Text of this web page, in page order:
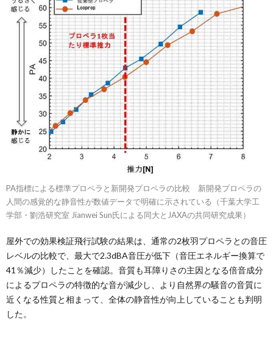
PA指標による標準プロペラと新開発プロペラの比較 新開発プロペラの
人間の感覚的な静音性が数値データで明確に示されている（千葉大学工
学部・劉浩研究室 Jianwei Sun氏による同大とJAXAの共同研究成果）
屋外での効果検証飛行試験の結果は、通常の2枚羽プロペラとの音圧
レベルの比較で、最大で2.3dBA音圧が低下（音圧エネルギー換算で
41％減少）したことを確認。音質も耳障りさの主因となる倍音成分
によるプロペラの特徴的な音が減少し、より自然界の騒音の音質に
近くなる性質と相まって、全体の静音性が向上していることも判明
した。